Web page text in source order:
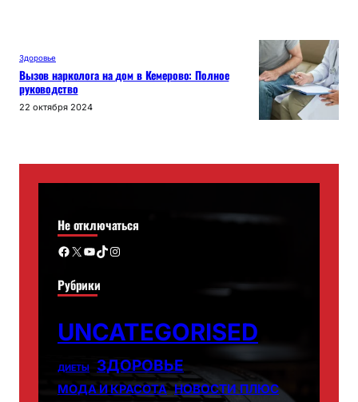
Здоровье
Вызов нарколога на дом в Кемерово: Полное
руководство
22 октября 2024
Не отключаться
Facebook X YouTube TikTok Instagram
Рубрики
UNCATEGORISED
ДИЕТЫ ЗДОРОВЬЕ
МОДА И КРАСОТА НОВОСТИ ПЛЮС